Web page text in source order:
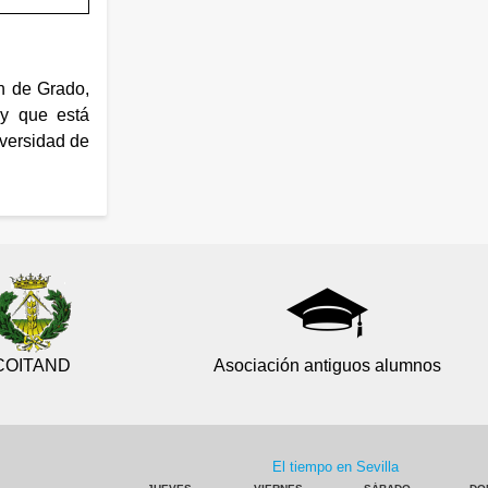
de Grado,
que está
de
Asociación antiguos alumnos